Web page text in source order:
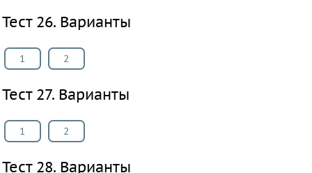
Тест 26. Варианты
1 2
Тест 27. Варианты
1 2
Тест 28. Варианты